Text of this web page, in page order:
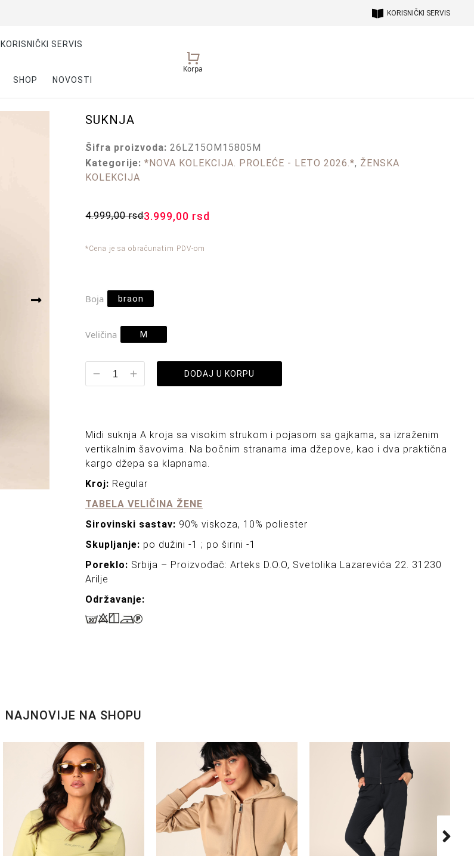
KORISNIČKI SERVIS
KORISNIČKI SERVIS
SHOP NOVOSTI
Vaš
nalog
Korpa
SUKNJA
Šifra proizvoda: 26LZ15OM15805M
Kategorije: *NOVA KOLEKCIJA. PROLEĆE - LETO 2026.*, ŽENSKA
KOLEKCIJA
4.999,00rsd3.999,00 rsd
*Cena je sa obračunatim PDV-om
Boja braon
Veličina M
DODAJ U KORPU
Midi suknja A kroja sa visokim strukom i pojasom sa gajkama, sa izraženim
vertikalnim šavovima. Na bočnim stranama ima džepove, kao i dva praktična
kargo džepa sa klapnama.
Kroj: Regular
TABELA VELIČINA ŽENE
Sirovinski sastav: 90% viskoza, 10% poliester
Skupljanje: po dužini -1 ; po širini -1
Poreklo: Srbija – Proizvođač: Arteks D.O.O, Svetolika Lazarevića 22. 31230
Arilje
Održavanje:
NAJNOVIJE NA SHOPU